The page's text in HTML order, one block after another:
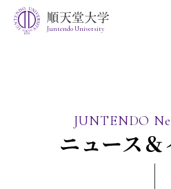
Juntendo University
JUNTENDO
ニュース＆